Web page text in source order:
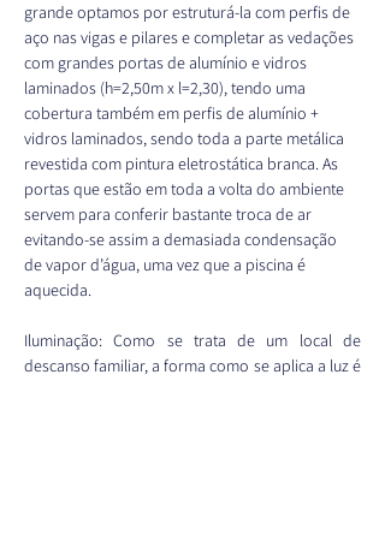
grande optamos por estruturá-la com perfis de
aço nas vigas e pilares e completar as vedações
com grandes portas de alumínio e vidros
laminados (h=2,50m x l=2,30), tendo uma
cobertura também em perfis de alumínio +
vidros laminados, sendo toda a parte metálica
revestida com pintura eletrostática branca. As
portas que estão em toda a volta do ambiente
servem para conferir bastante troca de ar
evitando-se assim a demasiada condensação
de vapor d’água, uma vez que a piscina é
aquecida.
Iluminação: Como se trata de um local de
descanso familiar, a forma como se aplica a luz é